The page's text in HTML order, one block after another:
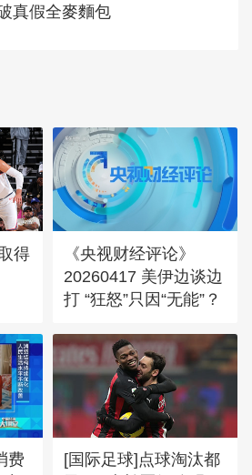
真假全麥麵包
得
《央视财经评论》
20260417 美伊边谈边
打 “狂怒”只因“无能”？
费
[国际足球]点球淘汰都